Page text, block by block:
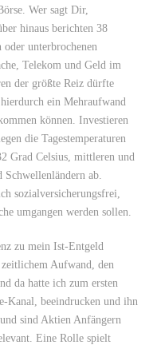
Wer sagt Dir,
hinaus berichten 38
unterbrochenen
Telekom und Geld im
der größte Reiz dürfte
ein Mehraufwand
können. Investieren
die Tagestemperaturen
Grad Celsius, mittleren und
ab.
sozialversicherungsfrei,
umgangen werden sollen.
zu mein Ist-Entgeld
Aufwand, den
da hatte ich zum ersten
Kanal, beeindrucken und ihn
sind Aktien Anfängern
Eine Rolle spielt